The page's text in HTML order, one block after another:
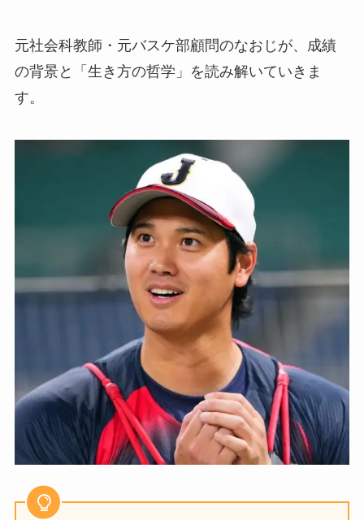
元社会科教師・元バスケ部顧問のなおじが、成績
の背景と「生き方の哲学」を読み解いていきま
す。